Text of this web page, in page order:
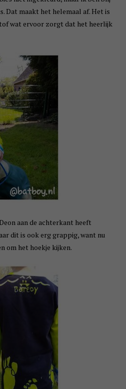
Dat maakt het helemaal af. Het is
wat ervoor zorgt dat het heerlijk
aan de achterkant heeft
dit is ook erg grappig, want nu
om het hoekje kijken.